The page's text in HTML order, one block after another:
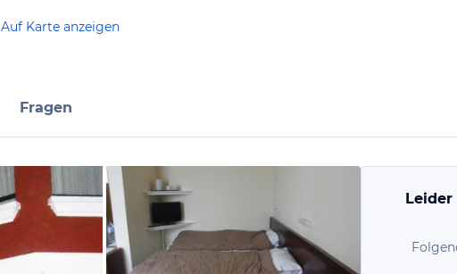
Auf Karte anzeigen
Fragen